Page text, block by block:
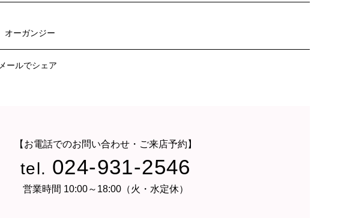
オーガンジー
メールでシェア
【お電話でのお問い合わせ・ご来店予約】
tel. 024-931-2546
営業時間 10:00～18:00（火・水定休）